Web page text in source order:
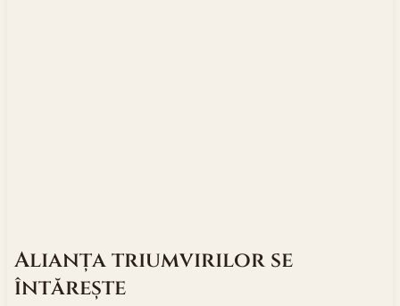
Alianța triumvirilor se
întărește